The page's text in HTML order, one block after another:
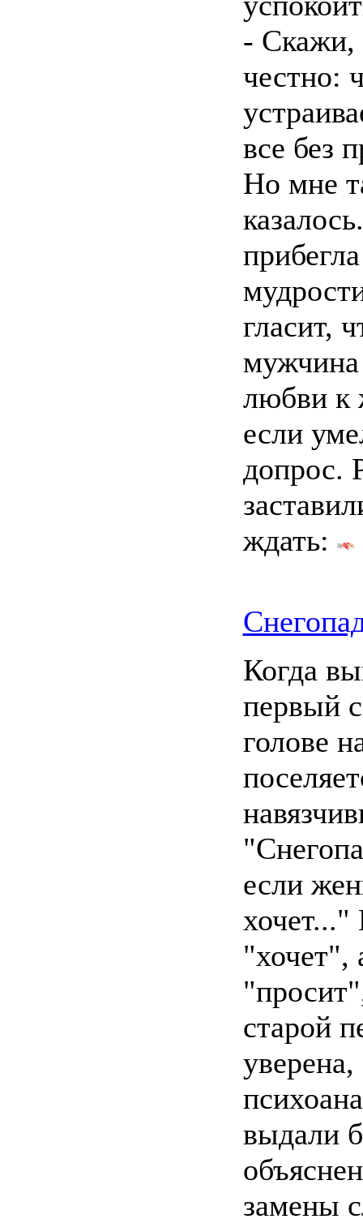
- Скажи,
честно:
все без
Но мне
гласит,
мужчина
любви к
если
допрос.
ждать:
Когда
первый
голове
если
"хочет",
старой
уверена,
выдали
замены